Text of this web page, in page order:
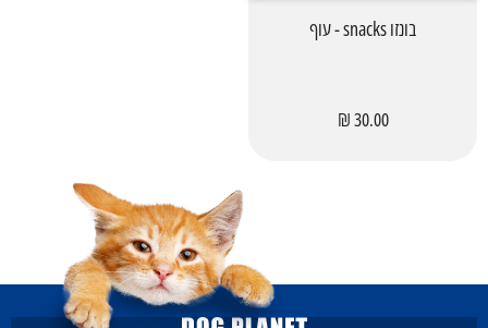
בונזו snacks - עוף
30.00 ₪